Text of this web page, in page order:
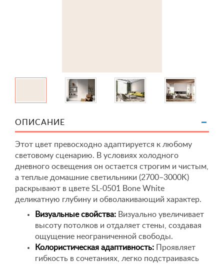
ОПИСАНИЕ
Этот цвет превосходно адаптируется к любому
световому сценарию. В условиях холодного
дневного освещения он остается строгим и чистым,
а теплые домашние светильники (2700–3000K)
раскрывают в цвете SL-0501 Bone White
деликатную глубину и обволакивающий характер.
Визуальные свойства: Визуально увеличивает
высоту потолков и отдаляет стены, создавая
ощущение неограниченной свободы.
Колористическая адаптивность: Проявляет
гибкость в сочетаниях, легко подстраиваясь